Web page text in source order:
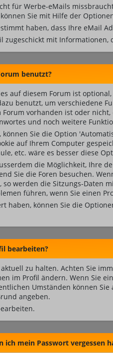
für Werbe-eMails
Sie mit Hilfe der
haben, dass Ihre eMail
zugeschickt mit
benutzt?
auf diesem Forum ist
benutzt, um verschiedene
vorhanden ist oder
und noch weitere
Sie die Option
auf Ihrem Computer
etc. wäre es besser diese
die Möglichkeit, Ihre
Sie die Foren besuchen.
werden die Sitzungs-Daten
führen, wenn Sie einen
haben, können Sie die
bearbeiten?
zu halten. Achten Sie
im Profil ändern. Wenn Sie
Umständen können
angeben.
ich mein Passwort vergessen